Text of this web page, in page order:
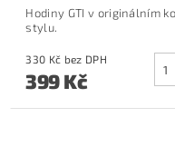
Hodiny GTI v originálním
stylu.
330 Kč bez DPH
399 Kč